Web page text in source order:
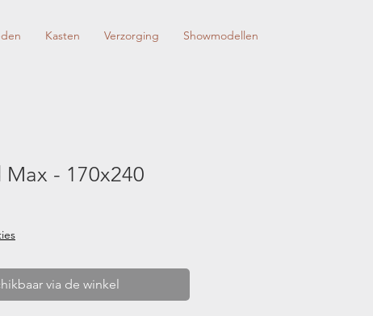
Kasten Verzorging Showmodellen
- 170x240
via de winkel